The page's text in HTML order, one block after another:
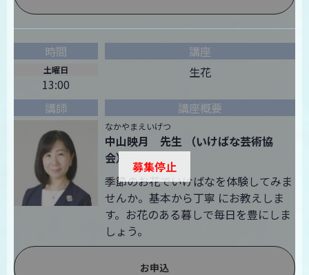
土曜日
13:00
生花
なかやまえいげつ
中山映月 先生 （いけばな芸術協
会）
季節のお花でいけばなを体験してみま
せんか。基本から丁寧 にお教えしま
す。お花のある暮しで毎日を豊にしま
しょう。
お申込
募集停止